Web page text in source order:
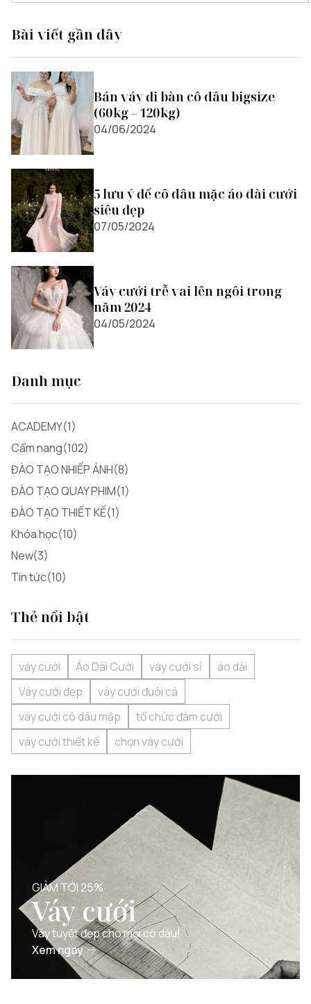
Bài viết gần đây
Bán váy đi bàn cô dâu bigsize
(60kg – 120kg)
04/06/2024
5 lưu ý để cô dâu mặc áo dài cưới
siêu đẹp
07/05/2024
Váy cưới trễ vai lên ngôi trong
năm 2024
04/05/2024
Danh mục
ACADEMY(1)
Cẩm nang(102)
ĐÀO TẠO NHIẾP ẢNH(8)
ĐÀO TẠO QUAY PHIM(1)
ĐÀO TẠO THIẾT KẾ(1)
Khóa học(10)
New(3)
Tin tức(10)
Thẻ nổi bật
váy cưới Áo Dài Cưới váy cưới sỉ
áo dài
Váy cưới đẹp
váy cưới đuôi cá
váy cưới cô dâu mập
tổ chức đám cưới
váy cưới thiết kế
chọn váy cưới
GIẢM TỚI 25%
Váy cưới
Váy tuyệt đẹp cho mọi cô dâu!
Xem ngay